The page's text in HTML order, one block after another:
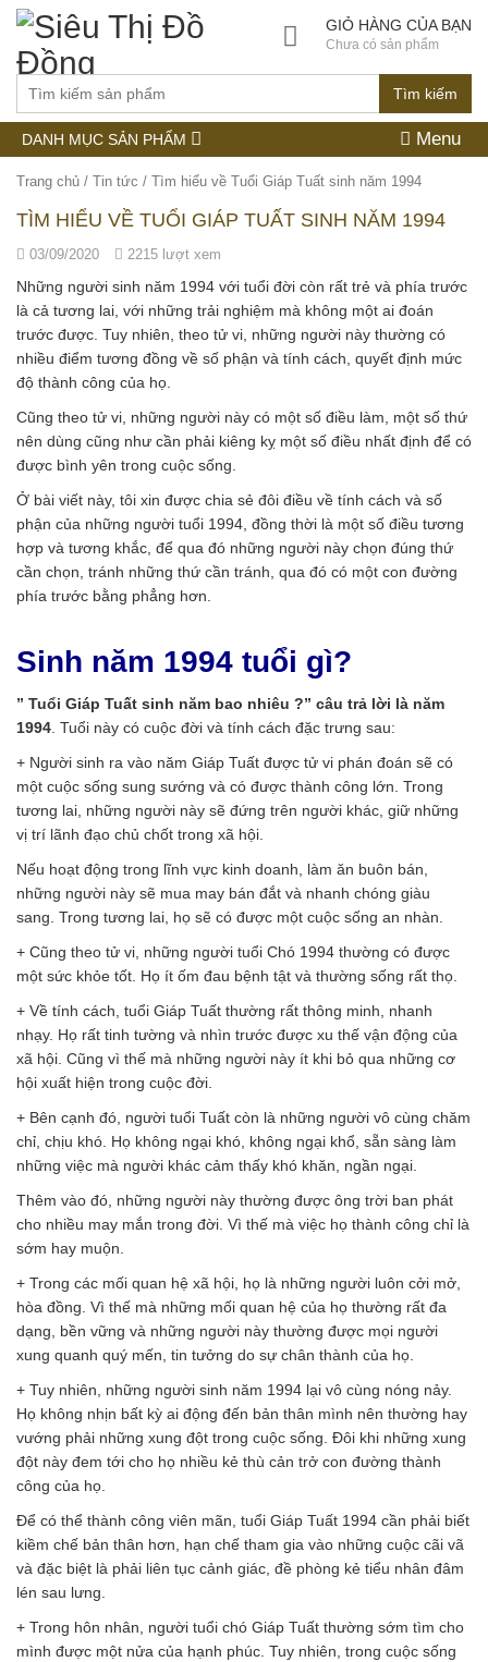
Tìm kiếm
GIỎ HÀNG CỦA BẠN
Chưa có sản phẩm
DANH MỤC SẢN PHẨM Menu
Trang chủ / Tin tức / Tìm hiểu về Tuổi Giáp Tuất sinh năm 1994
TÌM HIỂU VỀ TUỔI GIÁP TUẤT SINH NĂM 1994
03/09/2020 2215 lượt xem
Những người sinh năm 1994 với tuổi đời còn rất trẻ và phía trước
là cả tương lai, với những trải nghiệm mà không một ai đoán
trước được. Tuy nhiên, theo tử vi, những người này thường có
nhiều điểm tương đồng về số phận và tính cách, quyết định mức
độ thành công của họ.
Cũng theo tử vi, những người này có một số điều làm, một số thứ
nên dùng cũng như cần phải kiêng kỵ một số điều nhất định để có
được bình yên trong cuộc sống.
Ở bài viết này, tôi xin được chia sẻ đôi điều về tính cách và số
phận của những người tuổi 1994, đồng thời là một số điều tương
hợp và tương khắc, để qua đó những người này chọn đúng thứ
cần chọn, tránh những thứ cần tránh, qua đó có một con đường
phía trước bằng phẳng hơn.
Sinh năm 1994 tuổi gì?
” Tuổi Giáp Tuất sinh năm bao nhiêu ?” câu trả lời là năm
1994. Tuổi này có cuộc đời và tính cách đặc trưng sau:
+ Người sinh ra vào năm Giáp Tuất được tử vi phán đoán sẽ có
một cuộc sống sung sướng và có được thành công lớn. Trong
tương lai, những người này sẽ đứng trên người khác, giữ những
vị trí lãnh đạo chủ chốt trong xã hội.
Nếu hoạt động trong lĩnh vực kinh doanh, làm ăn buôn bán,
những người này sẽ mua may bán đắt và nhanh chóng giàu
sang. Trong tương lai, họ sẽ có được một cuộc sống an nhàn.
+ Cũng theo tử vi, những người tuổi Chó 1994 thường có được
một sức khỏe tốt. Họ ít ốm đau bệnh tật và thường sống rất thọ.
+ Về tính cách, tuổi Giáp Tuất thường rất thông minh, nhanh
nhạy. Họ rất tinh tường và nhìn trước được xu thế vận động của
xã hội. Cũng vì thế mà những người này ít khi bỏ qua những cơ
hội xuất hiện trong cuộc đời.
+ Bên cạnh đó, người tuổi Tuất còn là những người vô cùng chăm
chỉ, chịu khó. Họ không ngại khó, không ngại khổ, sẵn sàng làm
những việc mà người khác cảm thấy khó khăn, ngần ngại.
Thêm vào đó, những người này thường được ông trời ban phát
cho nhiều may mắn trong đời. Vì thế mà việc họ thành công chỉ là
sớm hay muộn.
+ Trong các mối quan hệ xã hội, họ là những người luôn cởi mở,
hòa đồng. Vì thế mà những mối quan hệ của họ thường rất đa
dạng, bền vững và những người này thường được mọi người
xung quanh quý mến, tin tưởng do sự chân thành của họ.
+ Tuy nhiên, những người sinh năm 1994 lại vô cùng nóng nảy.
Họ không nhịn bất kỳ ai động đến bản thân mình nên thường hay
vướng phải những xung đột trong cuộc sống. Đôi khi những xung
đột này đem tới cho họ nhiều kẻ thù cản trở con đường thành
công của họ.
Để có thể thành công viên mãn, tuổi Giáp Tuất 1994 cần phải biết
kiềm chế bản thân hơn, hạn chế tham gia vào những cuộc cãi vã
và đặc biệt là phải liên tục cảnh giác, đề phòng kẻ tiểu nhân đâm
lén sau lưng.
+ Trong hôn nhân, người tuổi chó Giáp Tuất thường sớm tìm cho
mình được một nửa của hạnh phúc. Tuy nhiên, trong cuộc sống